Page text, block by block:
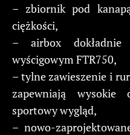
– zbiornik pod
ciężkości,
– airbox
wyścigowym FTR750,
– tylne zawieszenie i
zapewniają
sportowy wygląd,
– nowo-